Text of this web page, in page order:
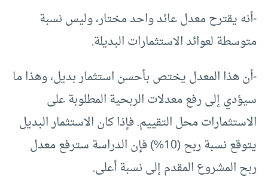
-أنه يقترح معدل عائد واحد مختار، وليس نسبة
متوسطة لعوائد الاستثمارات البديلة.
-أن هذا المعدل يختص بأحسن استثمار بديل، وهذا ما
سيؤدي إلى رفع معدلات الربحية المطلوبة على
الاستثمارات محل التقييم. فإذا كان الاستثمار البديل
يتوقع نسبة ربح (10%) فإن الدراسة سترفع معدل
ربح المشروع المقدم إلى نسبة أعلى.